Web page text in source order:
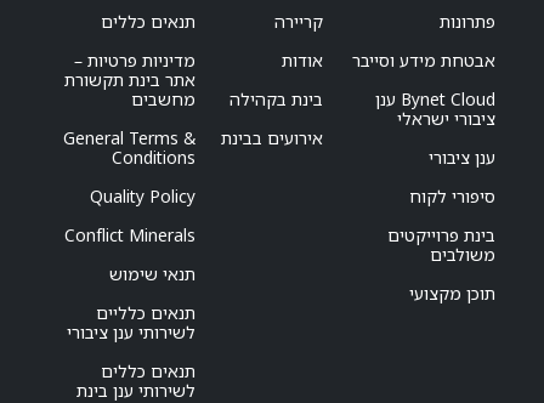
פתרונות
אבטחת מידע וסייבר
Bynet Cloud ענן
ציבורי ישראלי
ענן ציבורי
סיפורי לקוח
בינת פרוייקטים
משולבים
תוכן מקצועי
קריירה
אודות
בינת בקהילה
אירועים בבינת
תנאים כללים
מדיניות פרטיות –
אתר בינת תקשורת
מחשבים
General Terms &
Conditions
Quality Policy
Conflict Minerals
תנאי שימוש
תנאים כלליים
לשירותי ענן ציבורי
תנאים כללים
לשירותי ענן בינת